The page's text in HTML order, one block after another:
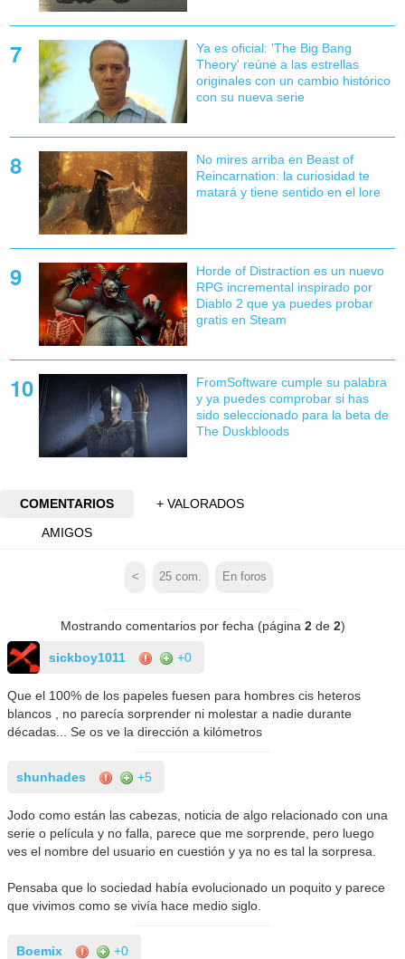
Ya es oficial: 'The Big Bang
Theory' reúne a las estrellas
originales con un cambio histórico
con su nueva serie
No mires arriba en Beast of
Reincarnation: la curiosidad te
matará y tiene sentido en el lore
Horde of Distraction es un nuevo
RPG incremental inspirado por
Diablo 2 que ya puedes probar
gratis en Steam
FromSoftware cumple su palabra
y ya puedes comprobar si has
sido seleccionado para la beta de
The Duskbloods
COMENTARIOS
+ VALORADOS
AMIGOS
< 25 com. En foros
Mostrando comentarios por fecha (página 2de 2)
sickboy1011 +0
Que el 100% de los papeles fuesen para hombres cis heteros
blancos , no parecía sorprender ni molestar a nadie durante
décadas... Se os ve la dirección a kilómetros
shunhades +5
Jodo como están las cabezas, noticia de algo relacionado con una
serie o película y no falla, parece que me sorprende, pero luego
ves el nombre del usuario en cuestión y ya no es tal la sorpresa.
Pensaba que lo sociedad había evolucionado un poquito y parece
que vivimos como se vivía hace medio siglo.
Boemix +0